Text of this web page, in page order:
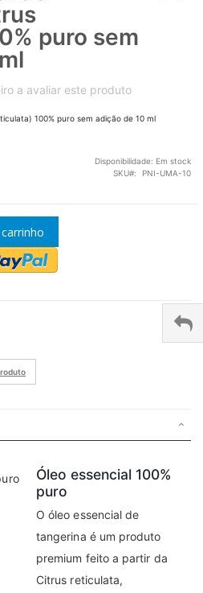
puro sem
a avaliar este produto
100% puro sem adição de 10 ml
Disponibilidade: Em stock
SKU
PNI-UMA-10
Óleo essencial 100%
puro
O óleo essencial de
tangerina é um produto
premium feito a partir da
Citrus reticulata,